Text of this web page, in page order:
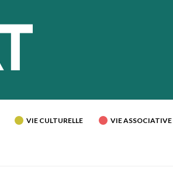
VIE CULTURELLE VIE ASSOCIATIVE